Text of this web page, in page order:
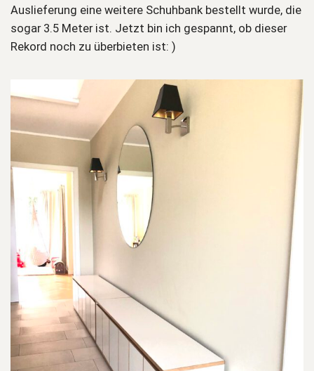
Auslieferung eine weitere Schuhbank bestellt wurde, die
sogar 3.5 Meter ist. Jetzt bin ich gespannt, ob dieser
Rekord noch zu überbieten ist: )